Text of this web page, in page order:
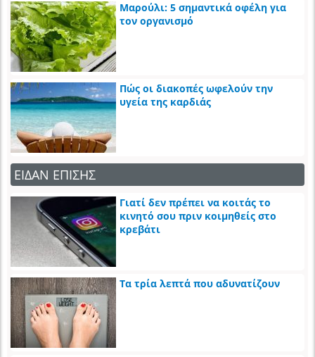
Μαρούλι: 5 σημαντικά οφέλη για
τον οργανισμό
Πώς οι διακοπές ωφελούν την
υγεία της καρδιάς
ΕΙΔΑΝ ΕΠΙΣΗΣ
Γιατί δεν πρέπει να κοιτάς το
κινητό σου πριν κοιμηθείς στο
κρεβάτι
Τα τρία λεπτά που αδυνατίζουν